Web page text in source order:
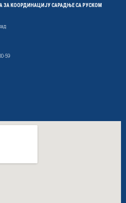
ЗА КООРДИНАЦИЈУ САРАДЊЕ СА РУСКОМ
59